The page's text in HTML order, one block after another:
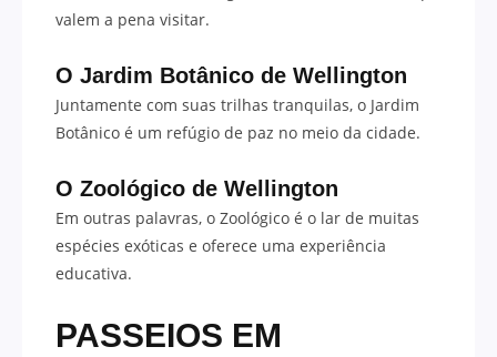
valem a pena visitar.
O Jardim Botânico de Wellington
Juntamente com suas trilhas tranquilas, o Jardim
Botânico é um refúgio de paz no meio da cidade.
O Zoológico de Wellington
Em outras palavras, o Zoológico é o lar de muitas
espécies exóticas e oferece uma experiência
educativa.
PASSEIOS EM